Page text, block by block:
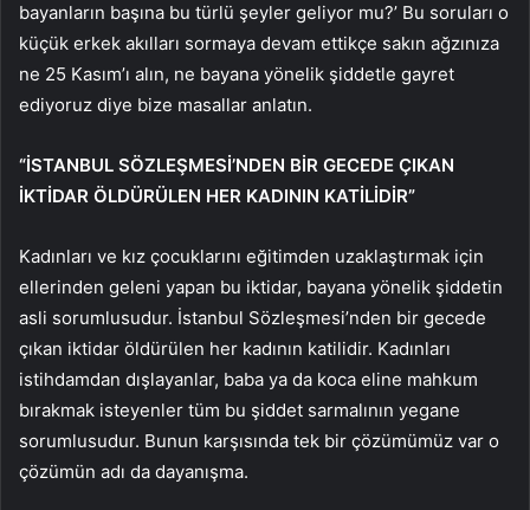
bayanların başına bu türlü şeyler geliyor mu?’ Bu soruları o
küçük erkek akılları sormaya devam ettikçe sakın ağzınıza
ne 25 Kasım’ı alın, ne bayana yönelik şiddetle gayret
ediyoruz diye bize masallar anlatın.
“İSTANBUL SÖZLEŞMESİ’NDEN BİR GECEDE ÇIKAN
İKTİDAR ÖLDÜRÜLEN HER KADININ KATİLİDİR”
Kadınları ve kız çocuklarını eğitimden uzaklaştırmak için
ellerinden geleni yapan bu iktidar, bayana yönelik şiddetin
asli sorumlusudur. İstanbul Sözleşmesi’nden bir gecede
çıkan iktidar öldürülen her kadının katilidir. Kadınları
istihdamdan dışlayanlar, baba ya da koca eline mahkum
bırakmak isteyenler tüm bu şiddet sarmalının yegane
sorumlusudur. Bunun karşısında tek bir çözümümüz var o
çözümün adı da dayanışma.